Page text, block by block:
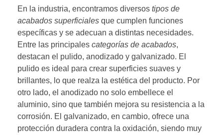
En la industria, encontramos diversos tipos de
acabados superficiales que cumplen funciones
específicas y se adecuan a distintas necesidades.
Entre las principales categorías de acabados,
destacan el pulido, anodizado y galvanizado. El
pulido es ideal para crear superficies suaves y
brillantes, lo que realza la estética del producto. Por
otro lado, el anodizado no solo embellece el
aluminio, sino que también mejora su resistencia a la
corrosión. El galvanizado, en cambio, ofrece una
protección duradera contra la oxidación, siendo muy